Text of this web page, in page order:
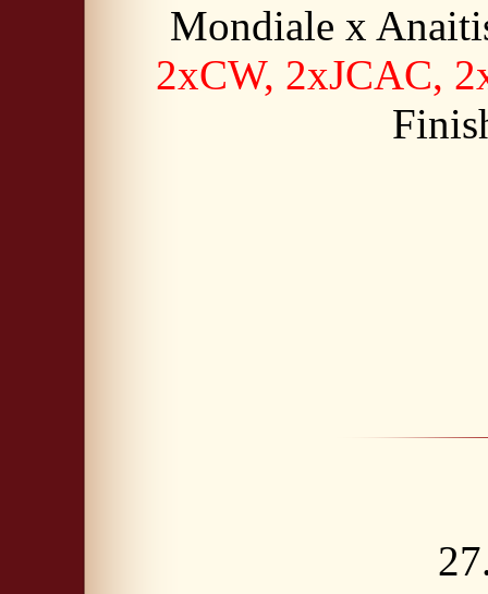
Mondiale x
2xCW, 2xJCAC,